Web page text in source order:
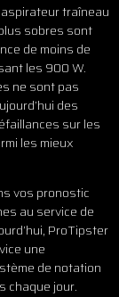
traîneau
sobres sont
de moins de
les 900 W.
ne sont pas
des
sur les
les mieux
vos pronostic
au service de
ProTipster
une
de notation
chaque jour.